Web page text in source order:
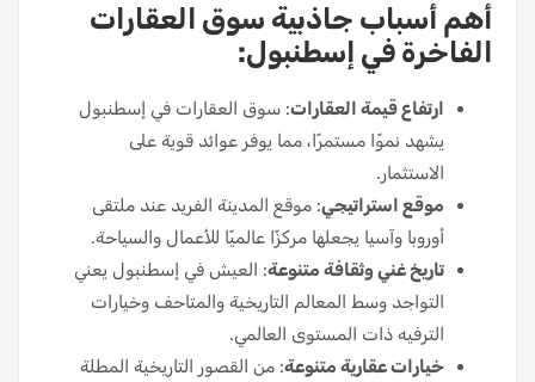
أهم أسباب جاذبية سوق العقارات
الفاخرة في إسطنبول:
ارتفاع قيمة العقارات: سوق العقارات في إسطنبول
يشهد نموًا مستمرًا، مما يوفر عوائد قوية على
الاستثمار.
موقع استراتيجي: موقع المدينة الفريد عند ملتقى
أوروبا وآسيا يجعلها مركزًا عالميًا للأعمال والسياحة.
تاريخ غني وثقافة متنوعة: العيش في إسطنبول يعني
التواجد وسط المعالم التاريخية والمتاحف وخيارات
الترفيه ذات المستوى العالمي.
خيارات عقارية متنوعة: من القصور التاريخية المطلة